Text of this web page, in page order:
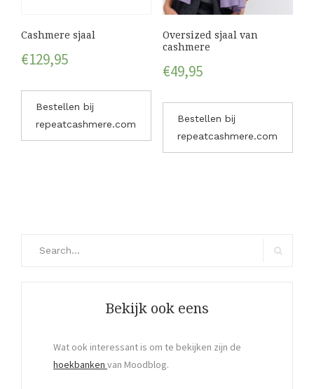
Cashmere sjaal
€129,95
Bestellen bij
repeatcashmere.com
Oversized sjaal van
cashmere
€49,95
Bestellen bij
repeatcashmere.com
Bekijk ook eens
Wat ook interessant is om te bekijken zijn de
hoekbanken van Moodblog.